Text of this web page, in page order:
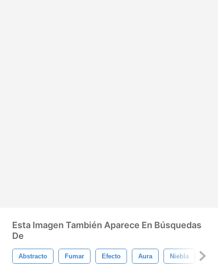
Esta Imagen También Aparece En Búsquedas
De
Abstracto Fumar Efecto Aura Niebla